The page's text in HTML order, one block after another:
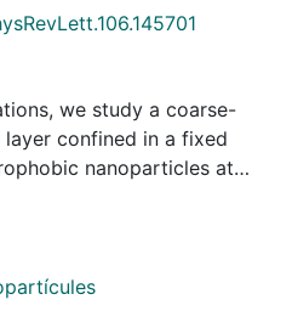
we study a coarse-
confined in a fixed
nanoparticles at
c . For c = 0 , we find
at low pressure P . For c >
with a LLPT line